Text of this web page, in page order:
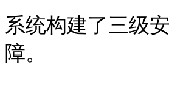
系统构建了三级
障。